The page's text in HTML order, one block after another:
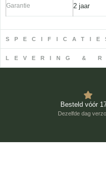
Garantie 2 jaar
LEVERING &
Besteld vóór
Dezelfde dag